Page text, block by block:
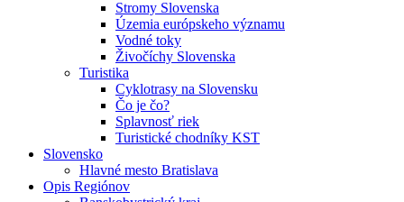
Stromy Slovenska
Územia európskeho významu
Vodné toky
Živočíchy Slovenska
Turistika
Cyklotrasy na Slovensku
Čo je čo?
Splavnosť riek
Turistické chodníky KST
Slovensko
Hlavné mesto Bratislava
Opis Regiónov